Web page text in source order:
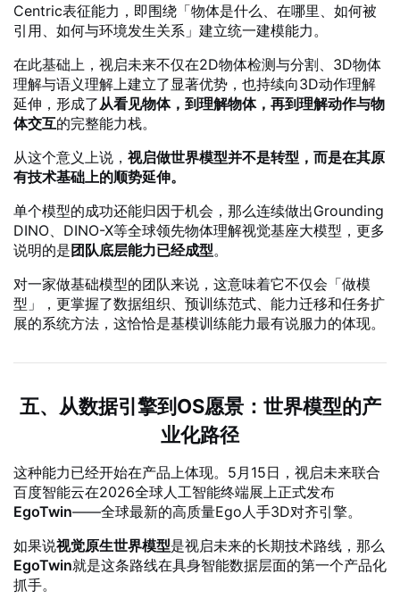
Centric表征能力，即围绕「物体是什么、在哪里、如何被
引用、如何与环境发生关系」建立统一建模能力。
在此基础上，视启未来不仅在2D物体检测与分割、3D物体
理解与语义理解上建立了显著优势，也持续向3D动作理解
延伸，形成了 从看见物体，到理解物体，再到理解动作与物
体交互的完整能力栈。
从这个意义上说， 视启做世界模型并不是转型，而是在其原
有技术基础上的顺势延伸。
单个模型的成功还能归因于机会，那么连续做出Grounding
DINO、DINO-X等全球领先物体理解视觉基座大模型，更多
说明的是团队底层能力已经成型。
对一家做基础模型的团队来说，这意味着它不仅会「做模
型」，更掌握了数据组织、预训练范式、能力迁移和任务扩
展的系统方法，这恰恰是基模训练能力最有说服力的体现。
五、从数据引擎到OS愿景：世界模型的产
业化路径
这种能力已经开始在产品上体现。5月15日，视启未来联合
百度智能云在2026全球人工智能终端展上正式发布
EgoTwin——全球最新的高质量Ego人手3D对齐引擎。
如果说视觉原生世界模型是视启未来的长期技术路线，那么
EgoTwin就是这条路线在具身智能数据层面的第一个产品化
抓手。